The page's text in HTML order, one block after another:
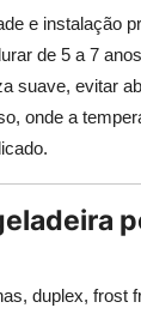
e instalação
de 5 a 7
suave, evitar
onde a
duplex, frost